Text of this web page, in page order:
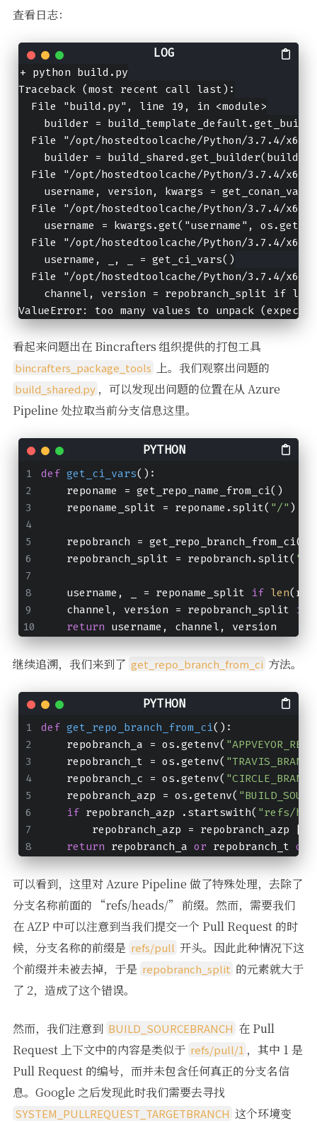
查看日志：
+ python build.py
Traceback (most recent call last):
  File "build.py", line 19, in <module>
builder =
File "/opt/hostedtoolcache/Python/3.7.4/
builder =
File "/opt/hostedtoolcache/Python/3.7.4/
username, version, kwargs =
File "/opt/hostedtoolcache/Python/3.7.4/
username = kwargs.get("username",
File "/opt/hostedtoolcache/Python/3.7.4/
    username, _, _ = get_ci_vars()
File "/opt/hostedtoolcache/Python/3.7.4/
channel, version = repobranch_split if
看起来问题出在 Bincrafters 组织提供的打包工具
bincrafters_package_tools 上。我们观察出问题的
build_shared.py ，可以发现出问题的位置在从 Azure
Pipeline 处拉取当前分支信息这里。
def get_ci_vars():
    reponame = get_repo_name_from_ci()
    reponame_split = reponame.split(
"/" )
    repobranch = get_repo_branch_from_ci()
    repobranch_split = repobranch.split(
"/"
    username, _ = reponame_split
if len
    channel, version = repobranch_split
if
return username, channel, version
继续追溯，我们来到了 get_repo_branch_from_ci 方法。
def get_repo_branch_from_ci():
    repobranch_a = os.getenv(
    repobranch_t = os.getenv(
    repobranch_c = os.getenv(
    repobranch_azp = os.getenv(
if repobranch_azp .startswith( "refs/
        repobranch_azp = repobranch_azp [
return repobranch_a or repobranch_t or
可以看到，这里对 Azure Pipeline 做了特殊处理，去除了
分支名称前面的 “refs/heads/” 前缀。然而，需要我们
在 AZP 中可以注意到当我们提交一个 Pull Request 的时
候，分支名称的前缀是 refs/pull 开头。因此此种情况下这
个前缀并未被去掉，于是 repobranch_split 的元素就大于
了 2，造成了这个错误。
然而，我们注意到 BUILD_SOURCEBRANCH 在 Pull
Request 上下文中的内容是类似于 refs/pull/1 ，其中 1 是
Pull Request 的编号，而并未包含任何真正的分支名信
息。Google 之后发现此时我们需要去寻找
SYSTEM_PULLREQUEST_TARGETBRANCH 这个环境变